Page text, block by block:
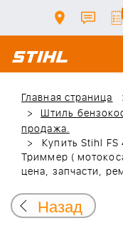
Главная страница
Штиль
продажа.
Купить Stihl
Триммер (
цена, запчасти,
Назад